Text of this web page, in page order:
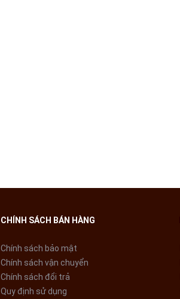
CHÍNH SÁCH BÁN HÀNG
Chính sách bảo mật
Chính sách vận chuyển
Chính sách đổi trả
Quy định sử dụng